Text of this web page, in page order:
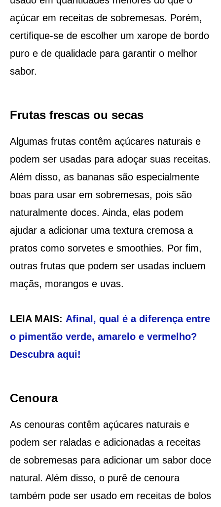
açúcar em receitas de sobremesas. Porém,
certifique-se de escolher um xarope de bordo
puro e de qualidade para garantir o melhor
sabor.
Frutas frescas ou secas
Algumas frutas contêm açúcares naturais e
podem ser usadas para adoçar suas receitas.
Além disso, as bananas são especialmente
boas para usar em sobremesas, pois são
naturalmente doces. Ainda, elas podem
ajudar a adicionar uma textura cremosa a
pratos como sorvetes e smoothies. Por fim,
outras frutas que podem ser usadas incluem
maçãs, morangos e uvas.
LEIA MAIS: Afinal, qual é a diferença entre
o pimentão verde, amarelo e vermelho?
Descubra aqui!
Cenoura
As cenouras contêm açúcares naturais e
podem ser raladas e adicionadas a receitas
de sobremesas para adicionar um sabor doce
natural. Além disso, o purê de cenoura
também pode ser usado em receitas de bolos